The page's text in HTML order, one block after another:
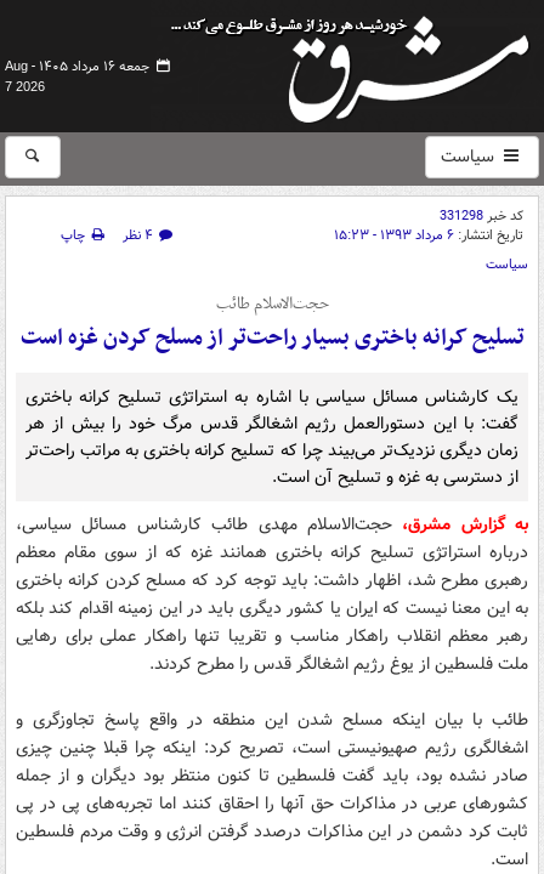
جمعه ۱۶ مرداد ۱۴۰۵ -
Aug
7 2026
سیاست
کد خبر331298
تاریخ انتشار: ۶ مرداد ۱۳۹۳ - ۱۵:۲۳ ۴ نظر
چاپ
سیاست
حجت‌الاسلام طائب
تسلیح کرانه باختری بسیار راحت‌تر از مسلح کردن غزه است
یک کارشناس مسائل سیاسی با اشاره به استراتژی تسلیح کرانه باختری
گفت: با این دستورالعمل رژیم اشغالگر قدس مرگ خود را بیش از هر
زمان دیگری نزدیک‌تر می‌بیند چرا که تسلیح کرانه باختری به مراتب راحت‌تر
از دسترسی به غزه و تسلیح آن است.
به گزارش مشرق،حجت‌الاسلام مهدی طائب کارشناس مسائل سیاسی،
درباره استراتژی تسلیح کرانه باختری همانند غزه که از سوی مقام معظم
رهبری مطرح شد، اظهار داشت: باید توجه کرد که مسلح کردن کرانه باختری
به این معنا نیست که ایران یا کشور دیگری باید در این زمینه اقدام کند بلکه
رهبر معظم انقلاب راهکار مناسب و تقریبا تنها راهکار عملی برای رهایی
ملت فلسطین از یوغ رژیم اشغالگر قدس را مطرح کردند.
طائب با بیان اینکه مسلح شدن این منطقه در واقع پاسخ تجاوزگری و
اشغالگری رژیم صهیونیستی است، تصریح کرد: اینکه چرا قبلا چنین چیزی
صادر نشده بود، باید گفت فلسطین تا کنون منتظر بود دیگران و از جمله
کشورهای عربی در مذاکرات حق آنها را احقاق کنند اما تجربه‌های پی در پی
ثابت کرد دشمن در این مذاکرات درصدد گرفتن انرژی و وقت مردم فلسطین
است.